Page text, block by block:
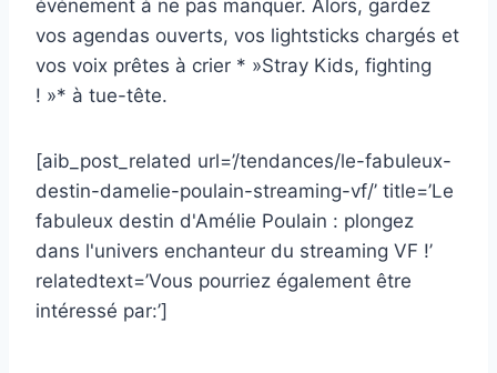
événement à ne pas manquer. Alors, gardez
vos agendas ouverts, vos lightsticks chargés et
vos voix prêtes à crier * »Stray Kids, fighting
! »* à tue-tête.
[aib_post_related url=’/tendances/le-fabuleux-
destin-damelie-poulain-streaming-vf/’ title=’Le
fabuleux destin d'Amélie Poulain : plongez
dans l'univers enchanteur du streaming VF !’
relatedtext=’Vous pourriez également être
intéressé par:’]